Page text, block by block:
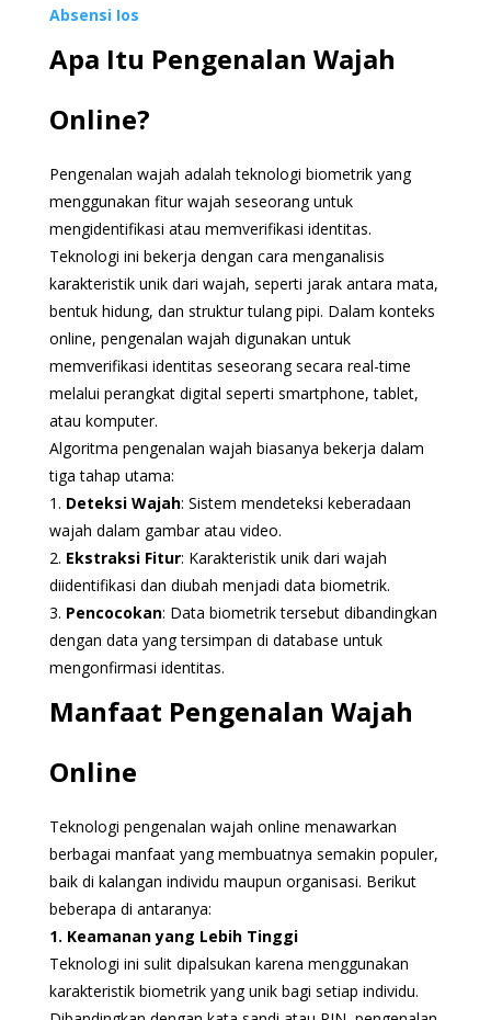
Absensi Ios
Apa Itu Pengenalan Wajah
Online?
Pengenalan wajah adalah teknologi biometrik yang
menggunakan fitur wajah seseorang untuk
mengidentifikasi atau memverifikasi identitas.
Teknologi ini bekerja dengan cara menganalisis
karakteristik unik dari wajah, seperti jarak antara mata,
bentuk hidung, dan struktur tulang pipi. Dalam konteks
online, pengenalan wajah digunakan untuk
memverifikasi identitas seseorang secara real-time
melalui perangkat digital seperti smartphone, tablet,
atau komputer.
Algoritma pengenalan wajah biasanya bekerja dalam
tiga tahap utama:
1. Deteksi Wajah: Sistem mendeteksi keberadaan
wajah dalam gambar atau video.
2. Ekstraksi Fitur: Karakteristik unik dari wajah
diidentifikasi dan diubah menjadi data biometrik.
3. Pencocokan: Data biometrik tersebut dibandingkan
dengan data yang tersimpan di database untuk
mengonfirmasi identitas.
Manfaat Pengenalan Wajah
Online
Teknologi pengenalan wajah online menawarkan
berbagai manfaat yang membuatnya semakin populer,
baik di kalangan individu maupun organisasi. Berikut
beberapa di antaranya:
1. Keamanan yang Lebih Tinggi
Teknologi ini sulit dipalsukan karena menggunakan
karakteristik biometrik yang unik bagi setiap individu.